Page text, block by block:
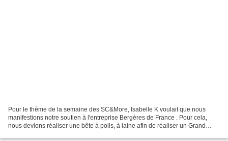
Pour le thème de la semaine des SC&More, Isabelle K voulait que nous
manifestions notre soutien à l'entreprise Bergères de France . Pour cela,
nous devions réaliser une bête à poils, à laine afin de réaliser un Grand